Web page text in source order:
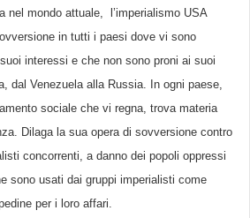
nel mondo attuale, l’imperialismo USA
in tutti i paesi dove vi sono
interessi e che non sono proni ai suoi
dal Venezuela alla Russia. In ogni paese,
sociale che vi regna, trova materia
Dilaga la sua opera di sovversione contro
concorrenti, a danno dei popoli oppressi
sono usati dai gruppi imperialisti come
per i loro affari.